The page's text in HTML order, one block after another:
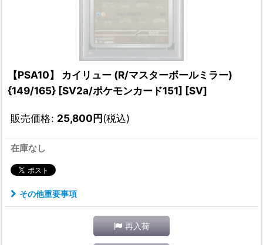
【PSA10】 カイリュー (R/マスターボールミラー)
{149/165} [SV2a/ポケモンカード151] [SV]
販売価格: 25,800円(税込)
在庫なし
その他重要事項
再入荷